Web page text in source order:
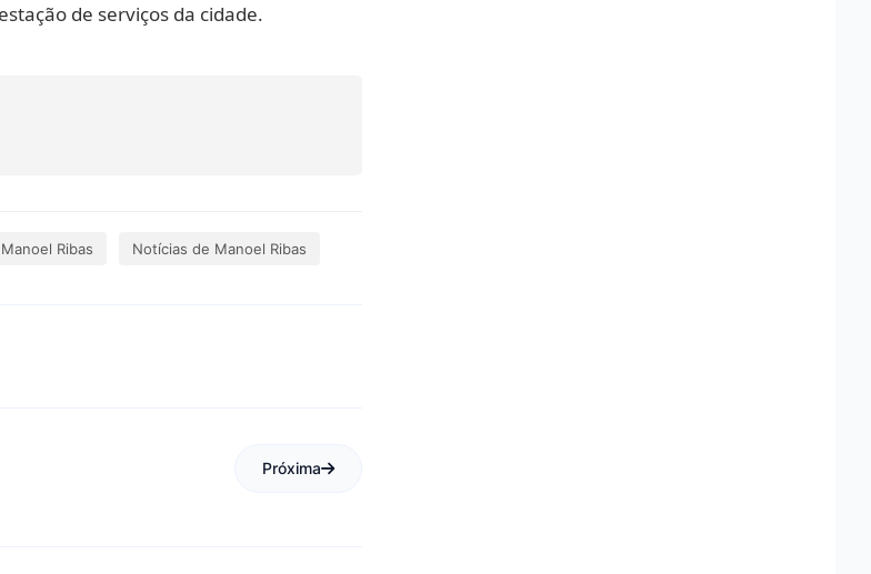
de serviços da cidade.
Manoel Ribas Notícias de Manoel Ribas
Próxima